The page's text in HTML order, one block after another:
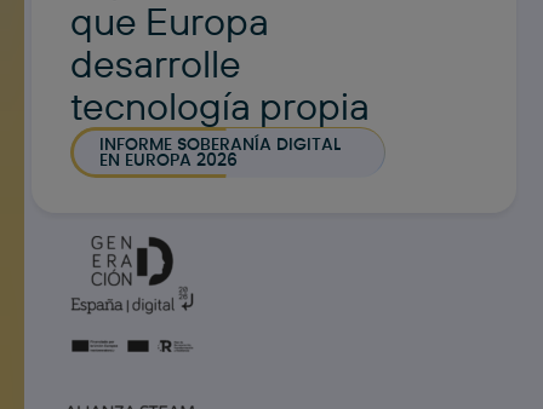
Edificio Norte 3, Planta Baja,
Madrid 28050
Contacto
contacto@fundaciontelefonica.com
ESPAÑOL
que Europa
desarrolle
tecnología propia
INFORME SOBERANÍA DIGITAL
EN EUROPA 2026